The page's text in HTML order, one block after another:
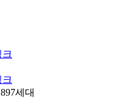
897세대